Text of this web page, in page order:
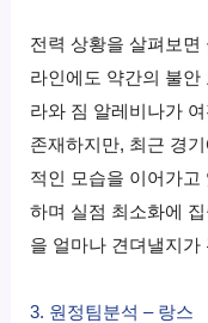
전력 상황을 살펴보면
라인에도 약간의 불안
라와 짐 알레비나가
존재하지만, 최근 경
적인 모습을 이어가고
하며 실점 최소화에
을 얼마나 견뎌낼지가
3. 원정팀분석 – 랑스